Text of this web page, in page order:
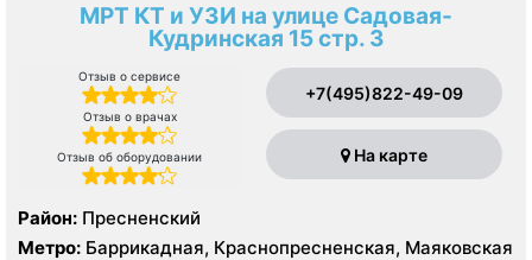
МРТ КТ и УЗИ на улице Садовая-
Кудринская 15 стр. 3
Отзыв о сервисе
Отзыв о врачах
Отзыв об оборудовании
+7(495)822-49-09
На карте
Район: Пресненский
Метро: Баррикадная, Краснопресненская, Маяковская